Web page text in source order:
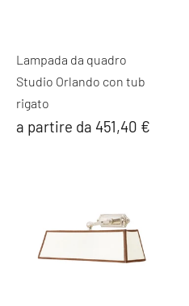
Lampada da quadro
Studio Orlando con tub
rigato
a partire da 451,40 €